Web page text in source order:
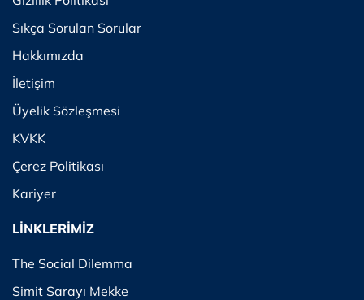
Sıkça Sorulan Sorular
Hakkımızda
İletişim
Üyelik Sözleşmesi
KVKK
Çerez Politikası
Kariyer
LİNKLERİMİZ
The Social Dilemma
Simit Sarayı Mekke